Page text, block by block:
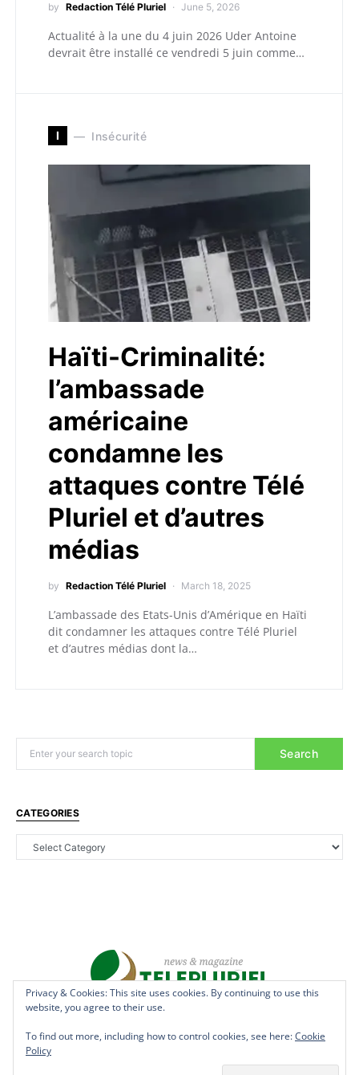
by Redaction Télé Pluriel June 5, 2026
Actualité à la une du 4 juin 2026 Uder Antoine
devrait être installé ce vendredi 5 juin comme…
I Insécurité
Haïti-Criminalité:
l’ambassade
américaine
condamne les
attaques contre Télé
Pluriel et d’autres
médias
by Redaction Télé Pluriel March 18, 2025
L’ambassade des Etats-Unis d’Amérique en Haïti
dit condamner les attaques contre Télé Pluriel
et d’autres médias dont la…
Search
CATEGORIES
Privacy & Cookies: This site uses cookies. By continuing to use this
website, you agree to their use.
To find out more, including how to control cookies, see here:Cookie
Policy
Copyright © 2022 - teleplurielhaiti.com | *** Designed, Managed &
Terms
Disclaimer Contact
Privacy & Cookies: This site uses cookies. By continuing to use this
website, you agree to their use.
To find out more, including how to control cookies, see here:Cookie
Policy